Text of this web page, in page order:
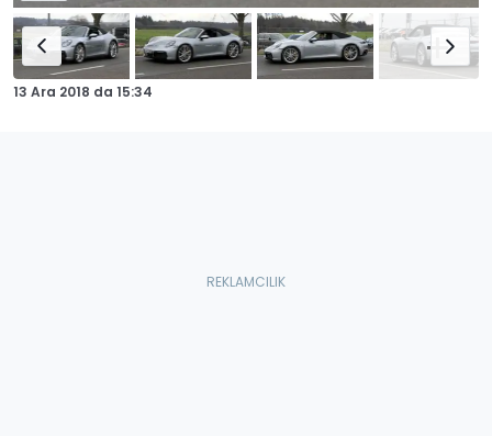
13 Ara 2018 da 15:34